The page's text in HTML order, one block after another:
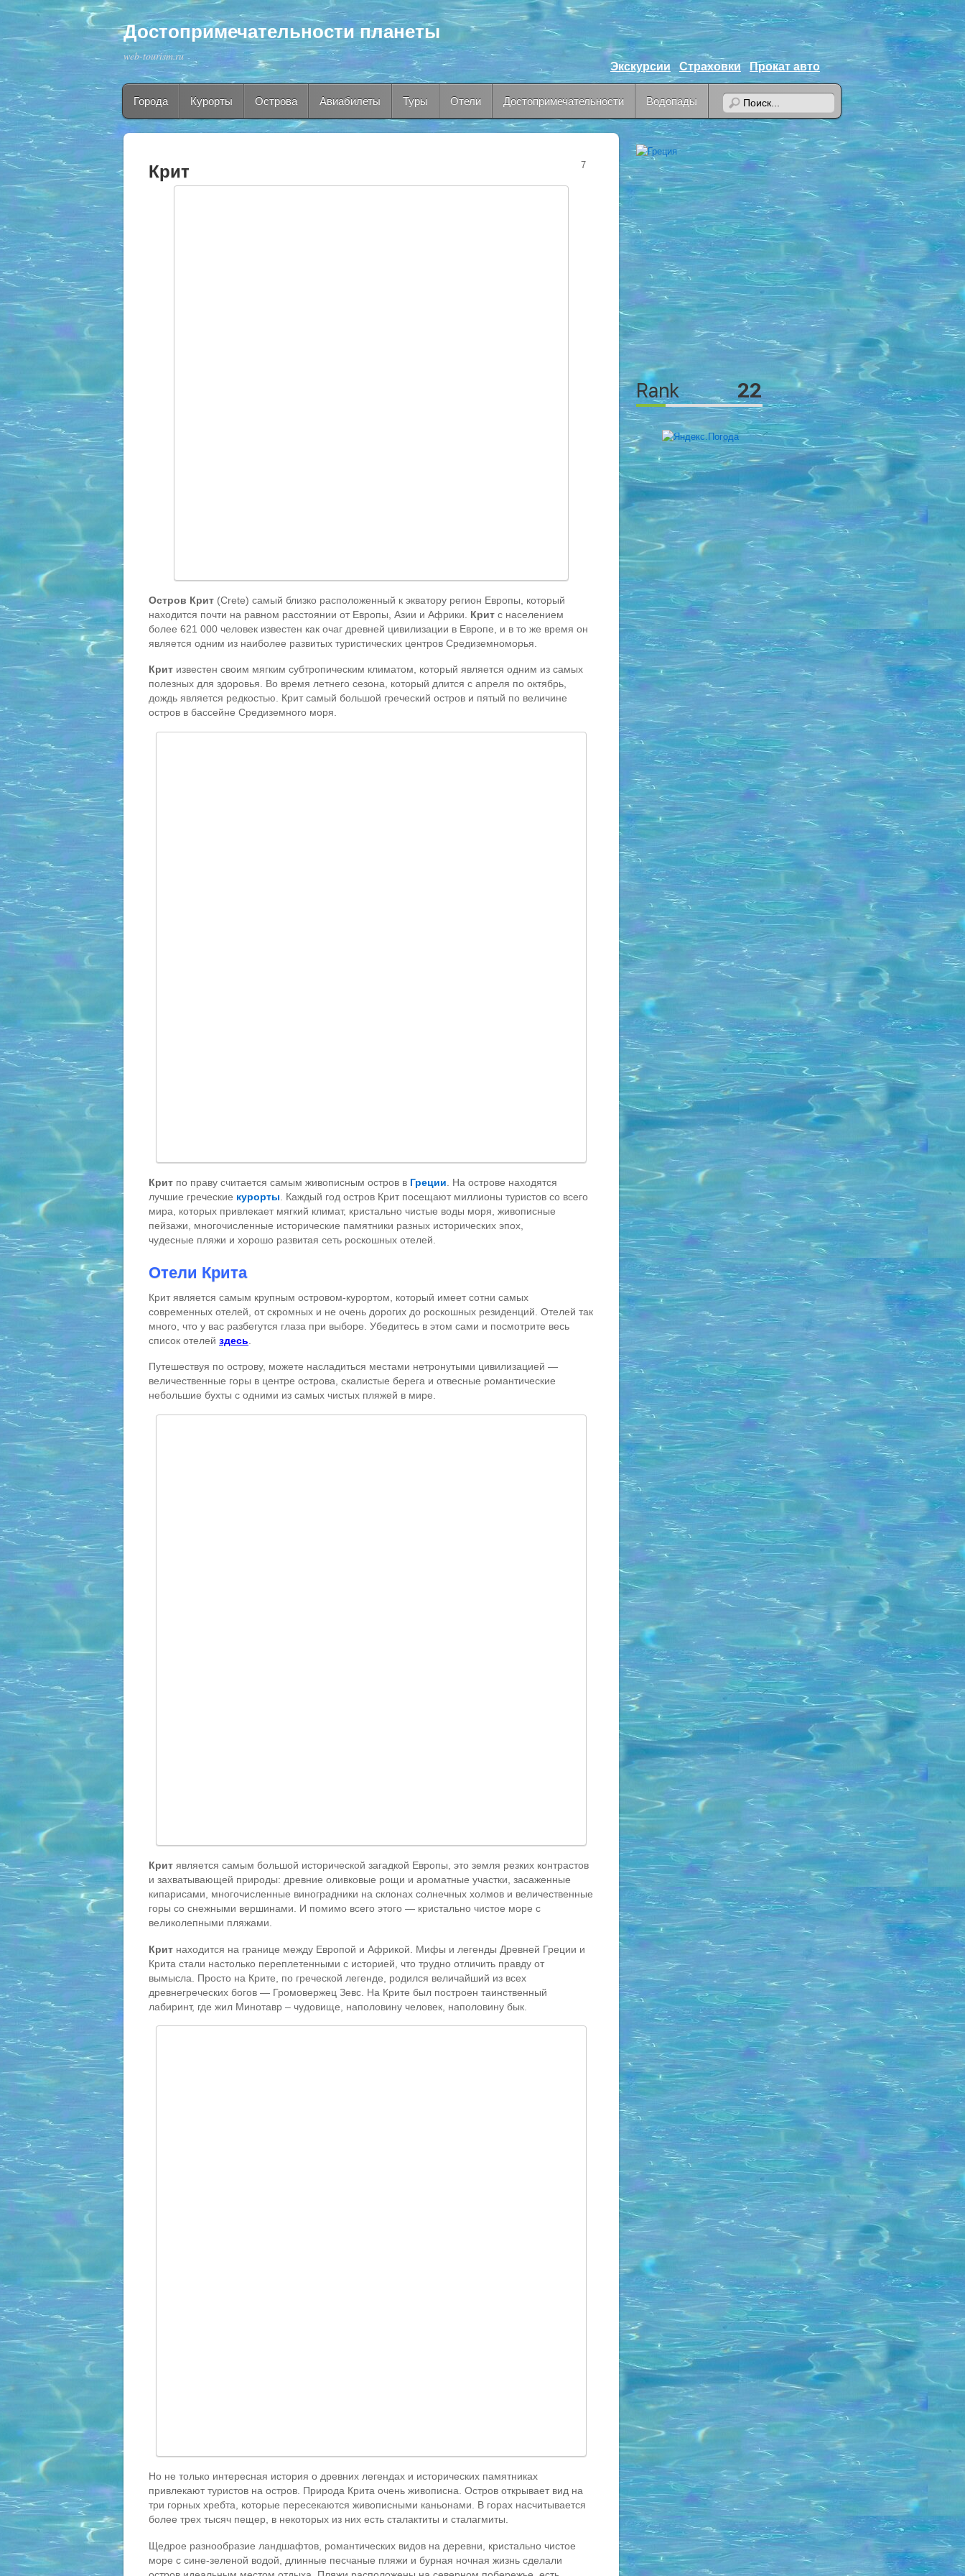
Достопримечательности планеты
web-tourism.ru
Экскурсии Страховки Прокат авто
Города Курорты Острова Авиабилеты Туры Отели Достопримечательности Водопады
Крит
Остров Крит (Crete) самый близко расположенный к экватору регион Европы, который
находится почти на равном расстоянии от Европы, Азии и Африки. Крит с населением
более 621 000 человек известен как очаг древней цивилизации в Европе, и в то же время он
является одним из наиболее развитых туристических центров Средиземноморья.
Крит известен своим мягким субтропическим климатом, который является одним из самых
полезных для здоровья. Во время летнего сезона, который длится с апреля по октябрь,
дождь является редкостью. Крит самый большой греческий остров и пятый по величине
остров в бассейне Средиземного моря.
Крит по праву считается самым живописным остров в Греции . На острове находятся
лучшие греческие курорты . Каждый год остров Крит посещают миллионы туристов со всего
мира, которых привлекает мягкий климат, кристально чистые воды моря, живописные
пейзажи, многочисленные исторические памятники разных исторических эпох,
чудесные пляжи и хорошо развитая сеть роскошных отелей.
Отели Крита
Крит является самым крупным островом-курортом, который имеет сотни самых
современных отелей, от скромных и не очень дорогих до роскошных резиденций. Отелей так
много, что у вас разбегутся глаза при выборе. Убедитесь в этом сами и посмотрите весь
список отелей здесь
Путешествуя по острову, можете насладиться местами нетронутыми цивилизацией —
величественные горы в центре острова, скалистые берега и отвесные романтические
небольшие бухты с одними из самых чистых пляжей в мире.
Крит является самым большой исторической загадкой Европы, это земля резких контрастов
и захватывающей природы: древние оливковые рощи и ароматные участки, засаженные
кипарисами, многочисленные виноградники на склонах солнечных холмов и величественные
горы со снежными вершинами. И помимо всего этого — кристально чистое море с
великолепными пляжами.
Крит находится на границе между Европой и Африкой. Мифы и легенды Древней Греции и
Крита стали настолько переплетенными с историей, что трудно отличить правду от
вымысла. Просто на Крите, по греческой легенде, родился величайший из всех
древнегреческих богов — Громовержец Зевс. На Крите был построен таинственный
лабиринт, где жил Минотавр – чудовище, наполовину человек, наполовину бык.
Но не только интересная история о древних легендах и исторических памятниках
привлекают туристов на остров. Природа Крита очень живописна. Остров открывает вид на
три горных хребта, которые пересекаются живописными каньонами. В горах насчитывается
более трех тысяч пещер, в некоторых из них есть сталактиты и сталагмиты.
Щедрое разнообразие ландшафтов, романтических видов на деревни, кристально чистое
море с сине-зеленой водой, длинные песчаные пляжи и бурная ночная жизнь сделали
7